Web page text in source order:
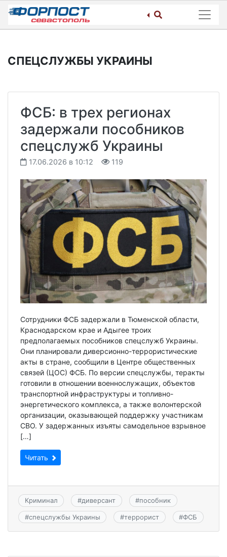
Skip
content
СПЕЦСЛУЖБЫ УКРАИНЫ
ФСБ: в трех регионах
задержали пособников
спецслужб Украины
17.06.2026 в 10:12 119
Сотрудники ФСБ задержали в Тюменской области,
Краснодарском крае и Адыгее троих
предполагаемых пособников спецслужб Украины.
Они планировали диверсионно-террористические
акты в стране, сообщили в Центре общественных
связей (ЦОС) ФСБ. По версии спецслужбы, теракты
готовили в отношении военнослужащих, объектов
транспортной инфраструктуры и топливно-
энергетического комплекса, а также волонтерской
организации, оказывающей поддержку участникам
СВО. У задержанных изъяты самодельное взрывное
[…]
Читать
Криминал #диверсант #пособник
#спецслужбы Украины #террорист #ФСБ